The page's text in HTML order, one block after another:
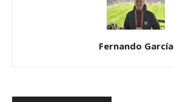
Fernando García